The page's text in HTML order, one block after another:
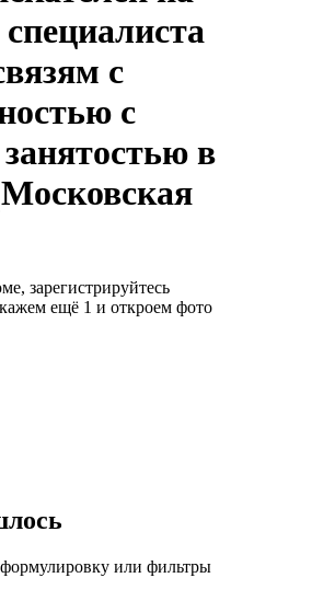
с
с
в
зарегистрируйтесь
ещё 1 и откроем фото
или фильтры